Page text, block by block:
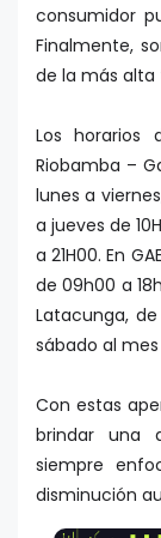
consumidor
Finalmente,
de la más
Los horarios
Riobamba –
lunes a
a jueves de
a 21H00. En
de 09h00 a
Latacunga,
sábado al
Con estas
brindar una
siempre
disminución